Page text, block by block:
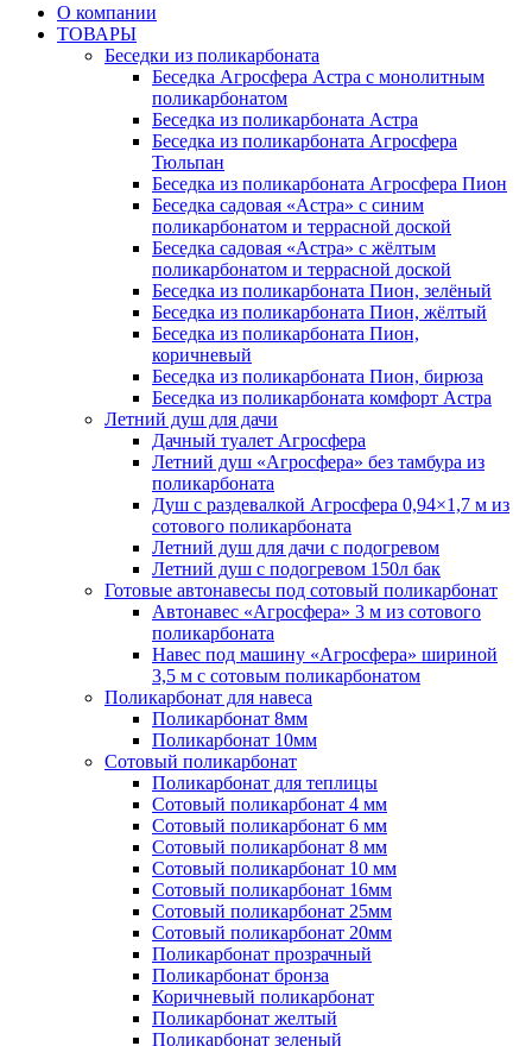
О компании
ТОВАРЫ
Беседки из поликарбоната
Беседка Агросфера Астра с монолитным
поликарбонатом
Беседка из поликарбоната Астра
Беседка из поликарбоната Агросфера
Тюльпан
Беседка из поликарбоната Агросфера Пион
Беседка садовая «Астра» с синим
поликарбонатом и террасной доской
Беседка садовая «Астра» с жёлтым
поликарбонатом и террасной доской
Беседка из поликарбоната Пион, зелёный
Беседка из поликарбоната Пион, жёлтый
Беседка из поликарбоната Пион,
коричневый
Беседка из поликарбоната Пион, бирюза
Беседка из поликарбоната комфорт Астра
Летний душ для дачи
Дачный туалет Агросфера
Летний душ «Агросфера» без тамбура из
поликарбоната
Душ с раздевалкой Агросфера 0,94×1,7 м из
сотового поликарбоната
Летний душ для дачи с подогревом
Летний душ с подогревом 150л бак
Готовые автонавесы под сотовый поликарбонат
Автонавес «Агросфера» 3 м из сотового
поликарбоната
Навес под машину «Агросфера» шириной
3,5 м с сотовым поликарбонатом
Поликарбонат для навеса
Поликарбонат 8мм
Поликарбонат 10мм
Сотовый поликарбонат
Поликарбонат для теплицы
Сотовый поликарбонат 4 мм
Сотовый поликарбонат 6 мм
Сотовый поликарбонат 8 мм
Сотовый поликарбонат 10 мм
Сотовый поликарбонат 16мм
Сотовый поликарбонат 25мм
Сотовый поликарбонат 20мм
Поликарбонат прозрачный
Поликарбонат бронза
Коричневый поликарбонат
Поликарбонат желтый
Поликарбонат зеленый